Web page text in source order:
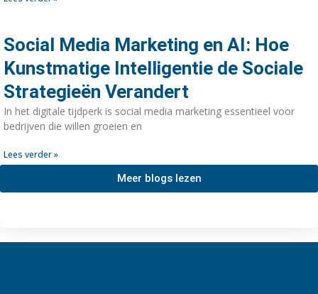
Social Media Marketing en AI: Hoe
Kunstmatige Intelligentie de Sociale
Strategieën Verandert
In het digitale tijdperk is social media marketing essentieel voor
bedrijven die willen groeien en
Lees verder »
Meer blogs lezen